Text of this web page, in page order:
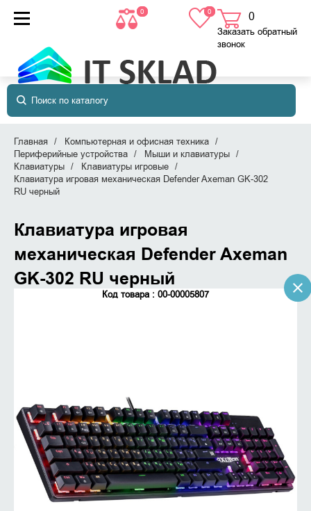
0 0 0
в корзине
Заказать обратный
звонок
Главная
Компьютерная и офисная техника
Периферийные устройства
Мыши и клавиатуры
Клавиатуры
Клавиатуры игровые
Клавиатура игровая механическая Defender Axeman GK-302
RU черный
Клавиатура игровая
механическая Defender Axeman
GK-302 RU черный
Код товара : 00-00005807